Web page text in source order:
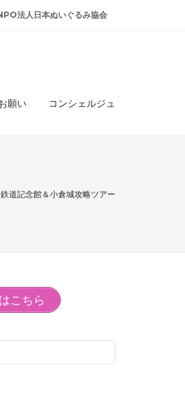
法人日本ぬいぐるみ協会
願い コンシェルジュ
道記念館＆小倉城攻略ツアー
こちら